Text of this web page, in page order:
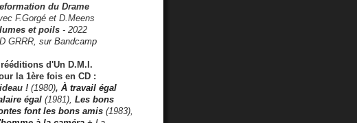
du Drame
F.Gorgé et D.Meens
et poils - 2022
GRRR, sur Bandcamp
d'Un D.M.I.
la 1ère fois en CD :
! (1980), À travail égal
égal (1981), Les bons
font les bons amis (1983),